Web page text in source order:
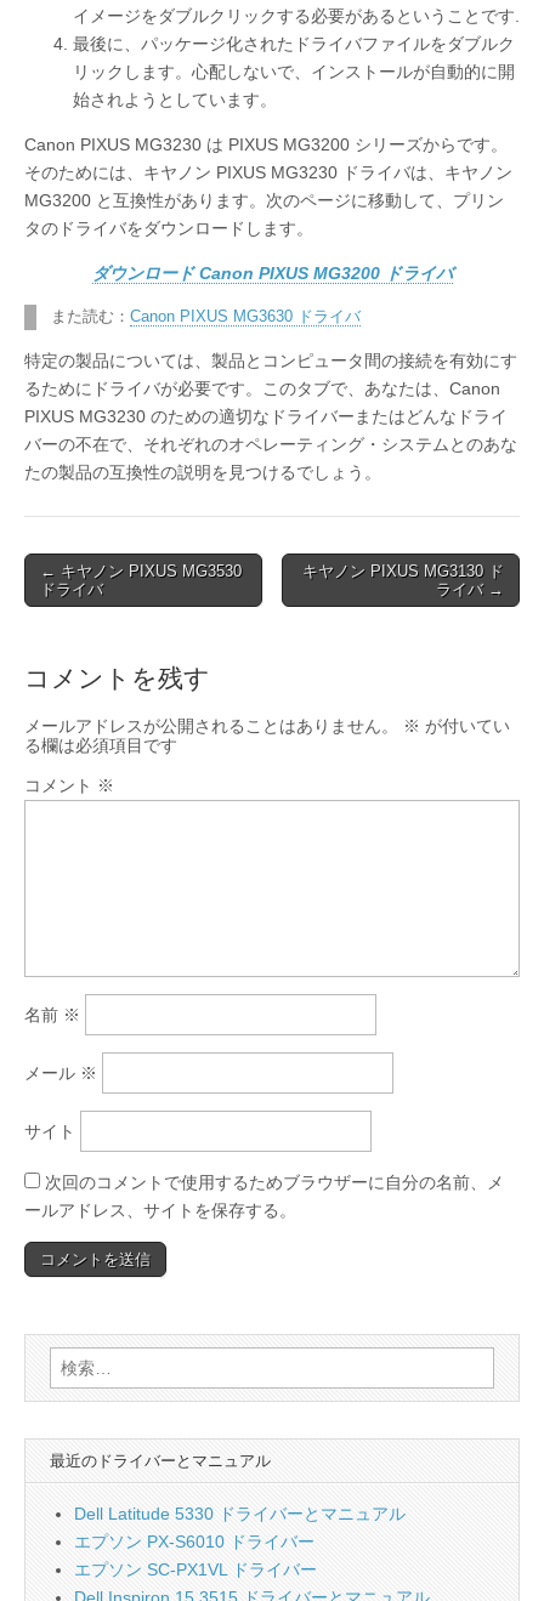
イメージをダブルクリックする必要があるということです.
最後に、パッケージ化されたドライバファイルをダブルク
リックします。心配しないで、インストールが自動的に開
始されようとしています。
Canon PIXUS MG3230 は PIXUS MG3200 シリーズからです。
そのためには、キヤノン PIXUS MG3230 ドライバは、キヤノン
MG3200 と互換性があります。次のページに移動して、プリン
タのドライバをダウンロードします。
ダウンロード Canon PIXUS MG3200 ドライバ
また読む： Canon PIXUS MG3630 ドライバ
特定の製品については、製品とコンピュータ間の接続を有効にす
るためにドライバが必要です。このタブで、あなたは、Canon
PIXUS MG3230 のための適切なドライバーまたはどんなドライ
バーの不在で、それぞれのオペレーティング・システムとのあな
たの製品の互換性の説明を見つけるでしょう。
Post
navigation
← キヤノン PIXUS MG3530
ドライバ
キヤノン PIXUS MG3130 ド
ライバ →
コメントを残す
メールアドレスが公開されることはありません。 ※ が付いてい
る欄は必須項目です
コメント ※
名前 ※
メール ※
サイト
次回のコメントで使用するためブラウザーに自分の名前、メ
ールアドレス、サイトを保存する。
検
索:
最近のドライバーとマニュアル
Dell Latitude 5330 ドライバーとマニュアル
エプソン PX-S6010 ドライバー
エプソン SC-PX1VL ドライバー